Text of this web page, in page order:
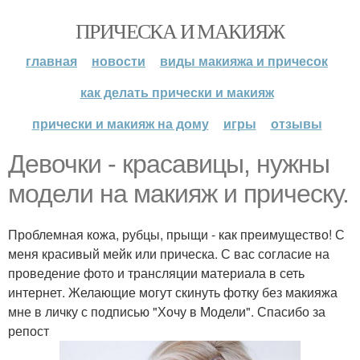
ПРИЧЕСКА И МАКИЯЖ
главная новости
виды макияжа и причесок
как делать прически и макияж
прически и макияж на дому
игры отзывы
Девочки - красавицы, нужны
модели на макияж и прическу.
Проблемная кожа, рубцы, прыщи - как преимущество! С
меня красивый мейк или прическа. С вас согласие на
проведение фото и трансляции материала в сеть
интернет. Желающие могут скинуть фотку без макияжа
мне в личку с подписью "Хочу в Модели". Спасибо за
репост